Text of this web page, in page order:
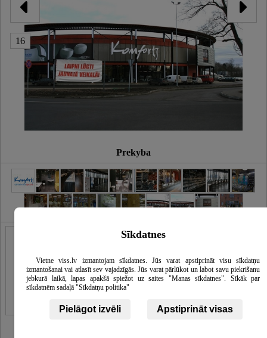
16
Prekyba
Sīkdatnes
Vietne viss.lv izmantojam sīkdatnes. Jūs varat apstiprināt visu sīkdatņu
izmantošanai vai atlasīt sev vajadzīgās. Jūs varat pārlūkot un labot savu piekrišanu
jebkurā laikā, lapas apakšā spiežot uz saites "Manas sīkdatnes". Sīkāk par
sīkdatnēm sadaļā "Sīkdatņu politika"
Pielāgot izvēli Apstiprināt visas